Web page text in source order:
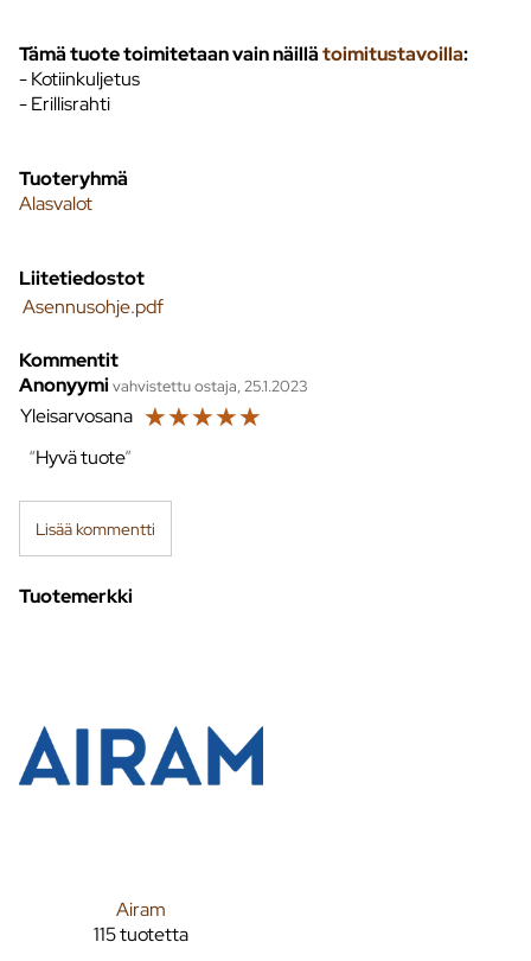
Tämä tuote toimitetaan vain näillätoimitustavoilla:
- Kotiinkuljetus
- Erillisrahti
Tuoteryhmä
Alasvalot
Liitetiedostot
Asennusohje.pdf
Kommentit
Anonyymivahvistettu ostaja, 25.1.2023
Yleisarvosana ☆☆☆☆☆
Hyvä tuote
Lisää kommentti
Tuotemerkki
Airam
115 tuotetta